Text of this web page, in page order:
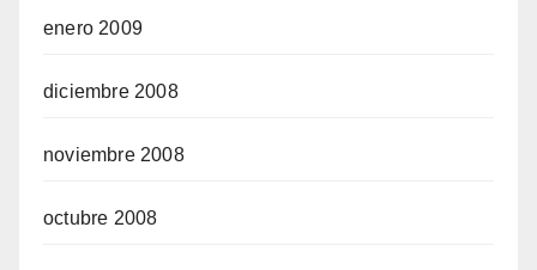
enero 2009
diciembre 2008
noviembre 2008
octubre 2008